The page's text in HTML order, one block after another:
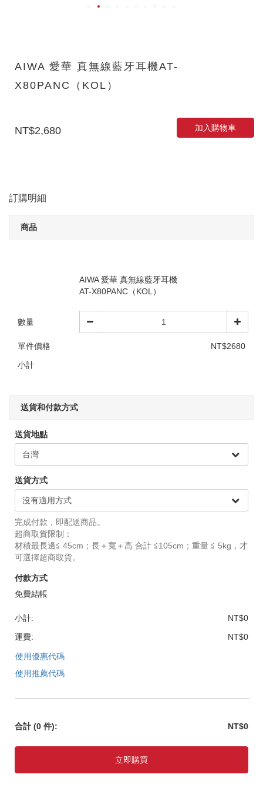
AIWA 愛華 真無線藍牙耳機AT-
X80PANC（KOL）
NT$2,680 加入購物車
訂購明細
商品
AIWA 愛華 真無線藍牙耳機
AT-X80PANC（KOL）
數量
單件價格
NT$2680
小計
送貨和付款方式
送貨地點
送貨方式
完成付款，即配送商品。
超商取貨限制：
材積最長邊≦ 45cm；長＋寬＋高 合計 ≦105cm；重量 ≦ 5kg，才
可選擇超商取貨。
付款方式
免費結帳
小計:
NT$0
運費:
NT$0
使用優惠代碼
使用推薦代碼
合計 (0 件): NT$0
立即購買